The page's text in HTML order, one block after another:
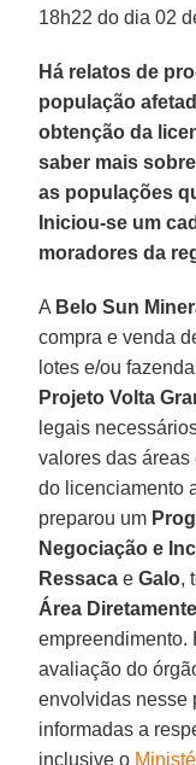
18h22 do dia 02
Há relatos de
população
obtenção da
saber mais
as populações
Iniciou-se um
moradores da
A Belo Sun
compra e venda
lotes e/ou
Projeto Volta
legais
valores das
do licenciamento
preparou um
Negociação e
Ressaca eGalo,
Área
empreendimento.
avaliação do
envolvidas nesse
informadas a
inclusive o